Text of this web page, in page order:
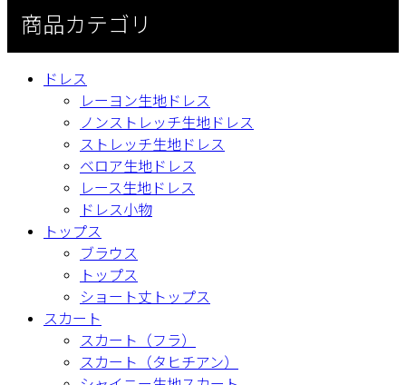
商品カテゴリ
ドレス
レーヨン生地ドレス
ノンストレッチ生地ドレス
ストレッチ生地ドレス
ベロア生地ドレス
レース生地ドレス
ドレス小物
トップス
ブラウス
トップス
ショート丈トップス
スカート
スカート（フラ）
スカート（タヒチアン）